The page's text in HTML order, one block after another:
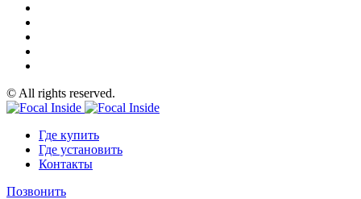
© All rights reserved.
Где купить
Где установить
Контакты
Позвонить